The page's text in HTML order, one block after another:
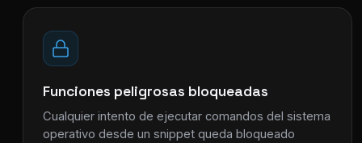
Funciones peligrosas bloqueadas
Cualquier intento de ejecutar comandos del sistema
operativo desde un snippet queda bloqueado